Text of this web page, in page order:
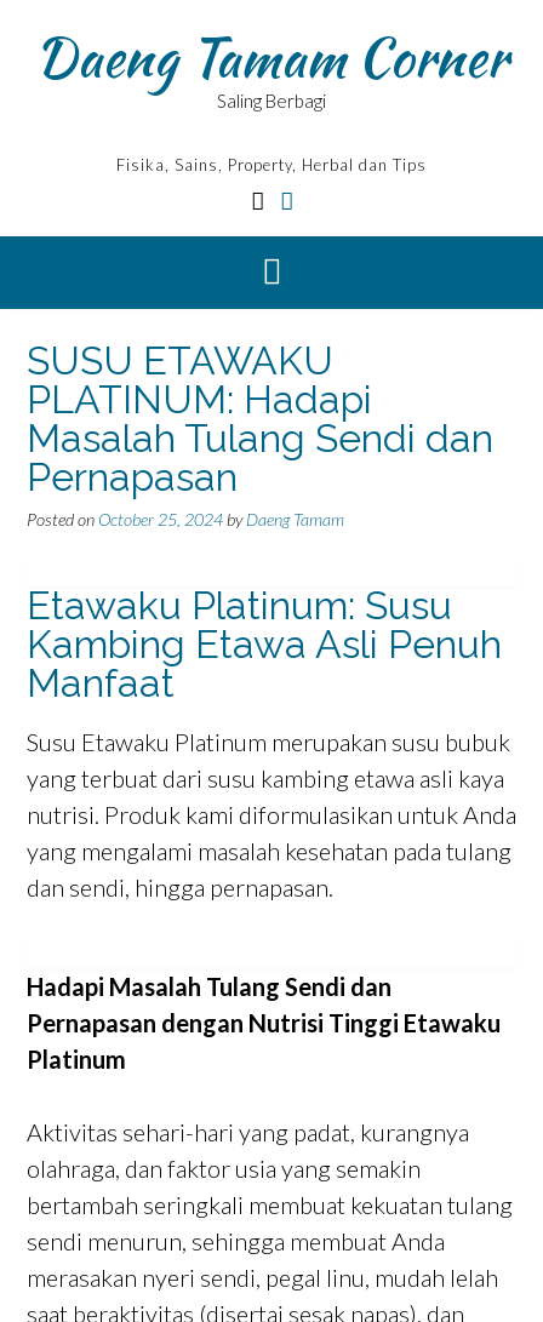
contentDaeng Tamam Corner
Saling Berbagi
Fisika, Sains, Property, Herbal dan Tips
SUSU ETAWAKU
PLATINUM: Hadapi
Masalah Tulang Sendi dan
Pernapasan
Posted on October 25, 2024 byDaeng Tamam
Etawaku Platinum: Susu
Kambing Etawa Asli Penuh
Manfaat
Susu Etawaku Platinum merupakan susu bubuk
yang terbuat dari susu kambing etawa asli kaya
nutrisi. Produk kami diformulasikan untuk Anda
yang mengalami masalah kesehatan pada tulang
dan sendi, hingga pernapasan.
Hadapi Masalah Tulang Sendi dan
Pernapasan dengan Nutrisi Tinggi Etawaku
Platinum
Aktivitas sehari-hari yang padat, kurangnya
olahraga, dan faktor usia yang semakin
bertambah seringkali membuat kekuatan tulang
sendi menurun, sehingga membuat Anda
merasakan nyeri sendi, pegal linu, mudah lelah
saat beraktivitas (disertai sesak napas), dan